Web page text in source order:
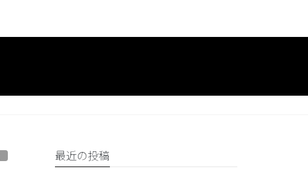
最近の投稿